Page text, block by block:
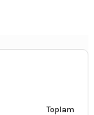
Toplam